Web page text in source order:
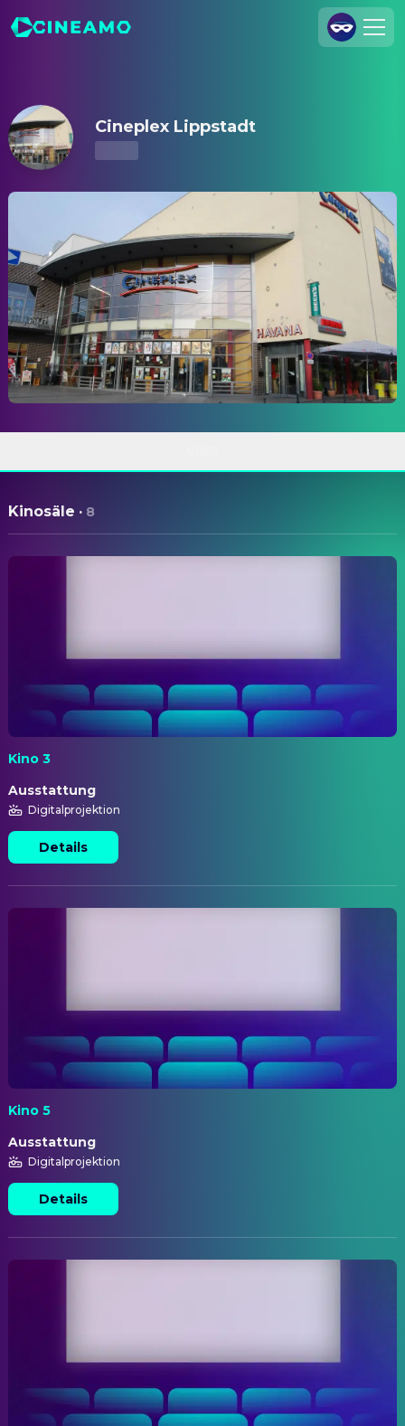
Impressum
Datenschutzerklärung
Datenschutzeinstellungen
Cineplex Lippstadt
Kinosäle · 8
Kino 3
Ausstattung
Digitalprojektion
Details
Kino 5
Ausstattung
Digitalprojektion
Details